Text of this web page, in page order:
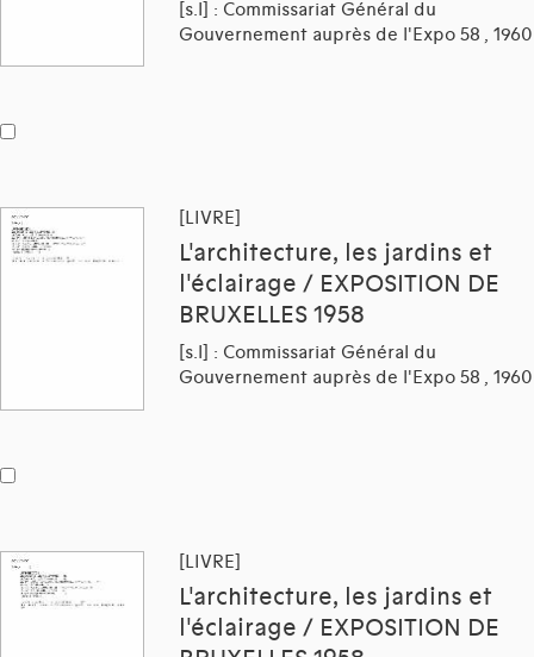
[s.l] : Commissariat Général du
Gouvernement auprès de l'Expo 58 , 1960
[LIVRE]
L'architecture, les jardins et
l'éclairage / EXPOSITION DE
BRUXELLES 1958
[s.l] : Commissariat Général du
Gouvernement auprès de l'Expo 58 , 1960
[LIVRE]
L'architecture, les jardins et
l'éclairage / EXPOSITION DE